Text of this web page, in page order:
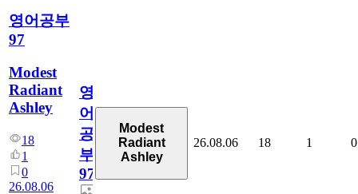
영어공부
97
Modest
Radiant
Ashley
18
1
0
26.08.06
영
어
공
부
97
Modest
Radiant
Ashley
26.08.06 18 1 0